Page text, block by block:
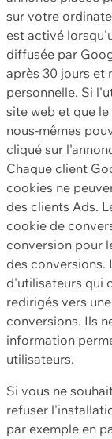
sur votre
est activé
diffusée par
après 30 jours et
personnelle. Si
site web et que
nous-mêmes
cliqué sur
Chaque client
cookies ne
des clients Ads.
cookie de
conversion pour
des conversions.
d'utilisateurs qui
redirigés vers
conversions. Ils
information
utilisateurs.
Si vous ne
refuser
par exemple en